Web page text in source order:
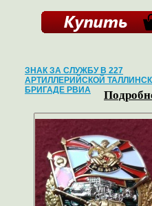
ЗНАК ЗА СЛУЖБУ В 227
АРТИЛЛЕРИЙСКОЙ
БРИГАДЕ РВИА